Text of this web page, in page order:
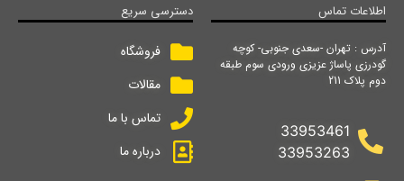
اطلاعات تماس
آدرس : تهران -سعدی جنوبی- کوچه
گودرزی پاساژ عزیزی ورودی سوم طبقه
دوم پلاک 211
33953461
33953263
دسترسی سریع
فروشگاه
مقالات
تماس با ما
درباره ما